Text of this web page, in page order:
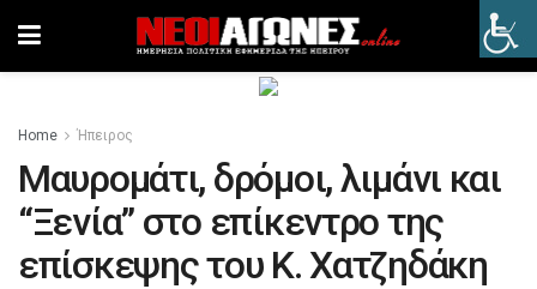
Home Ήπειρος
Μαυρομάτι, δρόμοι, λιμάνι και
“Ξενία” στο επίκεντρο της
επίσκεψης του Κ. Χατζηδάκη